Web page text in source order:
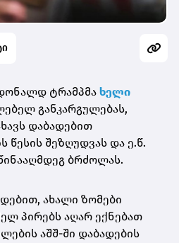
ტრამპმა ხელი
განკარგულებას,
დაბადებით
წესის შეზღუდვას და ე.წ.
ბრძოლას.
ახალი ზომები
პირებს აღარ ექნებათ
აშშ-ში დაბადების